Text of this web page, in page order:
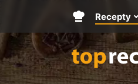
Hlavní
stránka
Recepty